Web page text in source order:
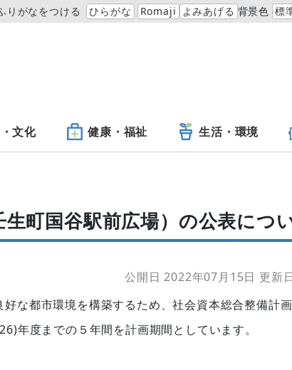
りがなをつける ひらがな Romaji よみあげる 背景色 標
文化 健康・福祉 生活・環境
町国谷駅前広場）の公表につ
公開日 2022年07月15日 更新
な都市環境を構築するため、社会資本総合整備計画
年度までの５年間を計画期間としています。